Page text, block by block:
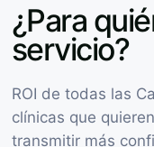
¿Para
servicio?
ROI de todas las
clínicas que
transmitir más